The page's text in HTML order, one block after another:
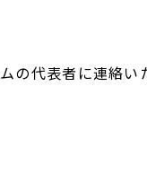
の代表者に連絡い